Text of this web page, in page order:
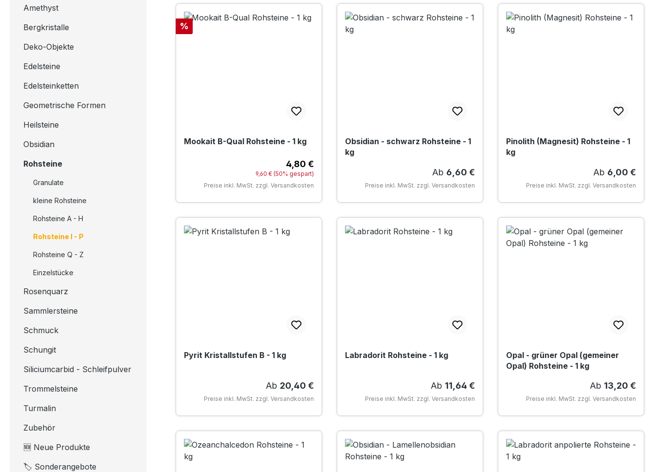
Amethyst
Bergkristalle
Deko-Objekte
Edelsteine
Edelsteinketten
Geometrische Formen
Heilsteine
Obsidian
Rohsteine
Granulate
kleine Rohsteine
Rohsteine A - H
Rohsteine I - P
Rohsteine Q - Z
Einzelstücke
Rosenquarz
Sammlersteine
Schmuck
Schungit
Siliciumcarbid - Schleifpulver
Trommelsteine
Turmalin
Zubehör
🆕 Neue Produkte
🏷️ Sonderangebote
Rabatt
%
Mookait B-Qual Rohsteine - 1 kg
4,80 €
Regulärer Preis:
9,60 € (50% gespart)
Preise inkl. MwSt. zzgl. Versandkosten
Obsidian - schwarz Rohsteine - 1
kg
Regulärer Preis:
Ab 6,60 €
Preise inkl. MwSt. zzgl. Versandkosten
Pinolith (Magnesit) Rohsteine - 1
kg
Regulärer
Ab 6,00 €
Preise inkl. MwSt. zzgl. Versandkosten
Pyrit Kristallstufen B - 1 kg
Regulärer Preis:
Ab 20,40 €
Preise inkl. MwSt. zzgl. Versandkosten
Labradorit Rohsteine - 1 kg
Regulärer Preis:
Ab 11,64 €
Preise inkl. MwSt. zzgl. Versandkosten
Opal - grüner Opal (gemeiner
Opal) Rohsteine - 1 kg
Regulärer
Ab 13,20 €
Preise inkl. MwSt. zzgl. Versandkosten